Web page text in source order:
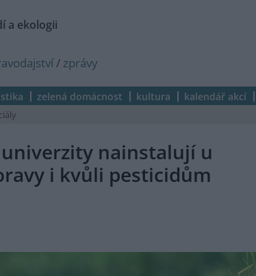
a ekologii
/ zprávy
zelená domácnost kultura kalendář akcí
nainstalují u
i kvůli pesticidům